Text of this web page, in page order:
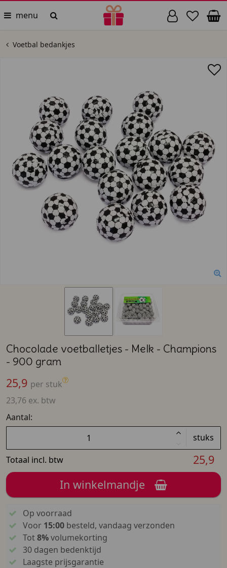
menu
Voetbal bedankjes
Chocolade voetballetjes - Melk - Champions
- 900 gram
25,9 per stuk
23,76 ex. btw
Aantal:
stuks
Totaal incl. btw
25,9
In winkelmandje
Op voorraad
Voor 15:00besteld, vandaag verzonden
Tot8%volumekorting
30 dagen bedenktijd
Laagste prijsgarantie